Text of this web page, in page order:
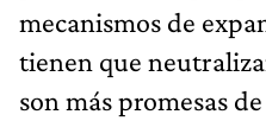
mecanismos de
tienen que
son más promesas